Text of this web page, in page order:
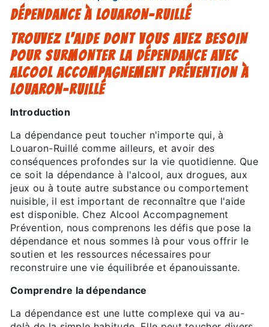
DÉPENDANCE À LOUARON-RUILLÉ
TROUVEZ L'AIDE DONT VOUS AVEZ BESOIN
POUR SURMONTER LA DÉPENDANCE AVEC
ALCOOL ACCOMPAGNEMENT PRÉVENTION À
LOUARON-RUILLÉ
Introduction
La dépendance peut toucher n'importe qui, à
Louaron-Ruillé comme ailleurs, et avoir des
conséquences profondes sur la vie quotidienne. Que
ce soit la dépendance à l'alcool, aux drogues, aux
jeux ou à toute autre substance ou comportement
nuisible, il est important de reconnaître que l'aide
est disponible. Chez Alcool Accompagnement
Prévention, nous comprenons les défis que pose la
dépendance et nous sommes là pour vous offrir le
soutien et les ressources nécessaires pour
reconstruire une vie équilibrée et épanouissante.
Comprendre la dépendance
La dépendance est une lutte complexe qui va au-